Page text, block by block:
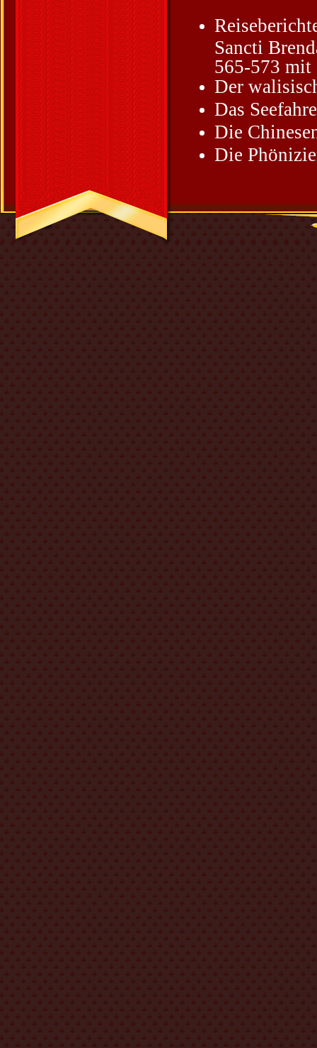
Sancti
565-573 mit
Der
Das
Die
Die